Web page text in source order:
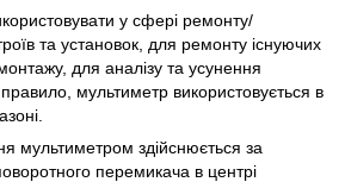
у сфері ремонту/
та установок, для ремонту існуючих
для аналізу та усунення
мультиметр використовується в
мультиметром здійснюється за
перемикача в центрі